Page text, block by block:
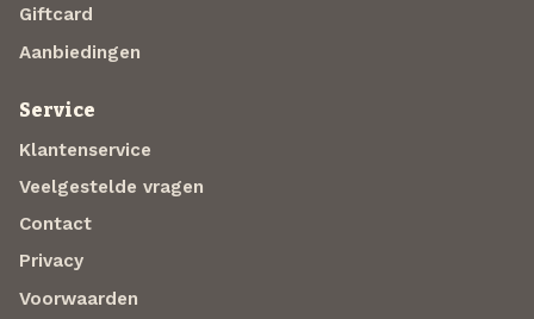
Giftcard
Aanbiedingen
Service
Klantenservice
Veelgestelde vragen
Contact
Privacy
Voorwaarden